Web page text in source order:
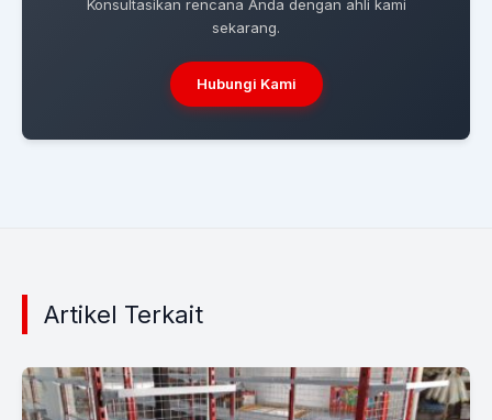
Konsultasikan rencana Anda dengan ahli kami
sekarang.
Hubungi Kami
Artikel Terkait